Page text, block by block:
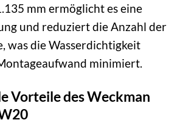
mm ermöglicht es eine
und reduziert die Anzahl der
was die Wasserdichtigkeit
minimiert.
Vorteile des Weckman